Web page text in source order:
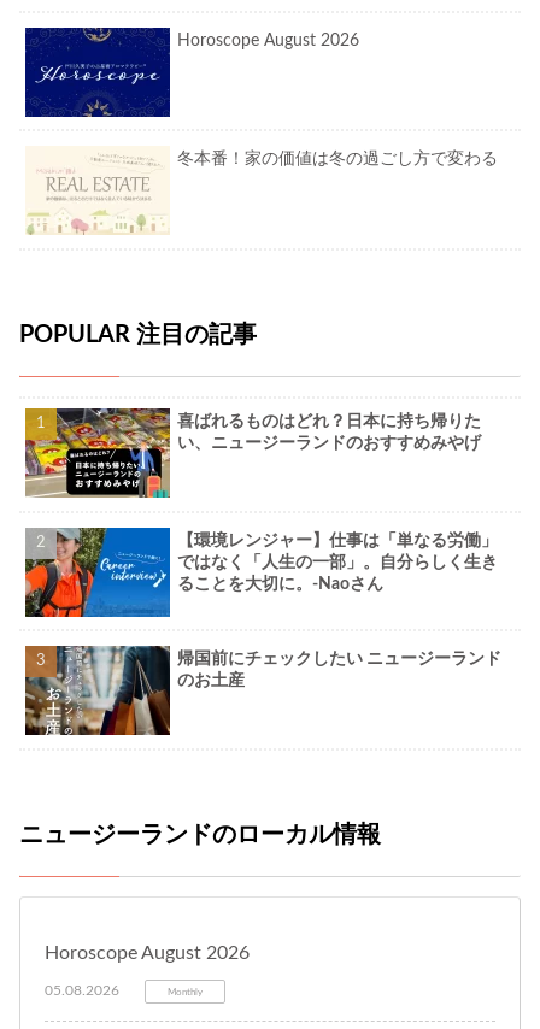
Horoscope August 2026
冬本番！家の価値は冬の過ごし方で変わる
POPULAR 注目の記事
喜ばれるものはどれ？日本に持ち帰りた
い、ニュージーランドのおすすめみやげ
【環境レンジャー】仕事は「単なる労働」
ではなく「人生の一部」。自分らしく生き
ることを大切に。-Naoさん
帰国前にチェックしたい ニュージーランド
のお土産
ニュージーランドのローカル情報
Horoscope August 2026
05.08.2026 Monthly